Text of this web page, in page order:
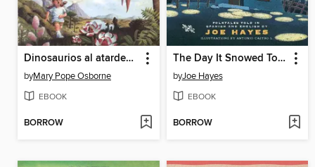
Dinosaurios al atardecer
byMary Pope Osborne
EBOOK
BORROW
The Day It Snowed Tortillas / El día que nevó tortilla
byJoe Hayes
EBOOK
BORROW